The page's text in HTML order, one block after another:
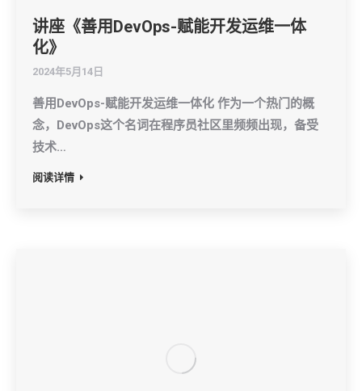
讲座《善用DevOps-赋能开发运维一体
化》
2024年5月14日
善用DevOps-赋能开发运维一体化 作为一个热门的概
念，DevOps这个名词在程序员社区里频频出现，备受
技术…
阅读详情